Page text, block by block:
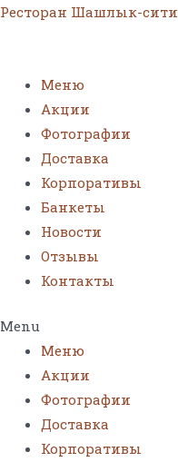
Ресторан Шашлык-сити
Меню
Акции
Фотографии
Доставка
Корпоративы
Банкеты
Новости
Отзывы
Контакты
Menu
Меню
Акции
Фотографии
Доставка
Корпоративы